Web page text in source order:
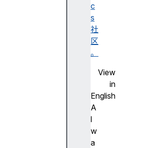
c
s
社
区
。
View
in
English
A
l
w
a